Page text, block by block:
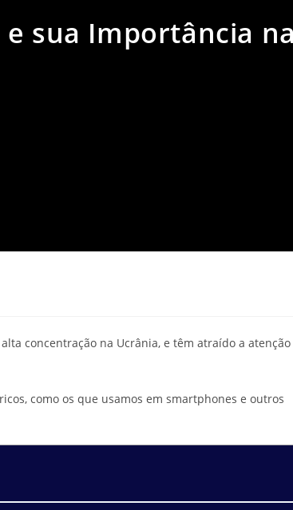
e sua Importância
concentração na Ucrânia, e têm atraído a atenção
como os que usamos em smartphones e outros